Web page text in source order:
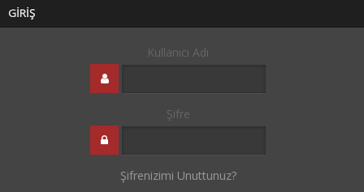
GİRİŞ
Kullanıcı Adı
Şifre
Şifrenizimi Unuttunuz?